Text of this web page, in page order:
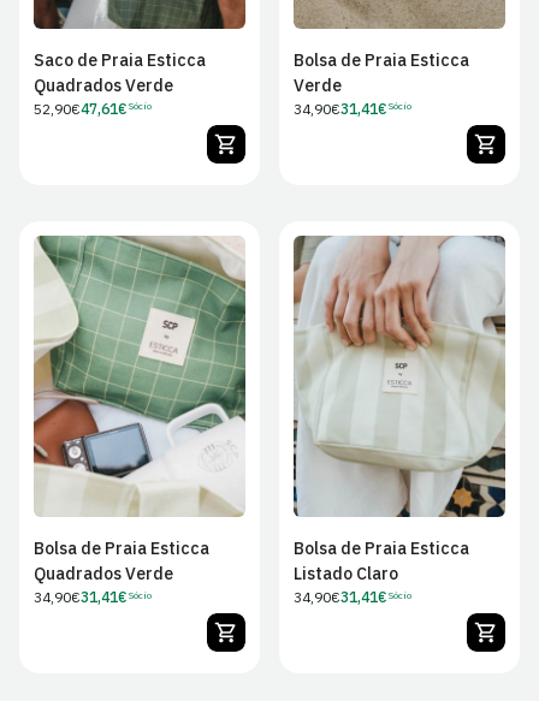
Saco de Praia Esticca
Quadrados Verde
Preço
52,90€Preço
47,61€ Sócio
Bolsa de Praia Esticca
Verde
Preço
34,90€Preço
31,41€ Sócio
Bolsa de Praia Esticca
Quadrados Verde
Preço
34,90€Preço
31,41€ Sócio
Bolsa de Praia Esticca
Listado Claro
Preço
34,90€Preço
31,41€ Sócio